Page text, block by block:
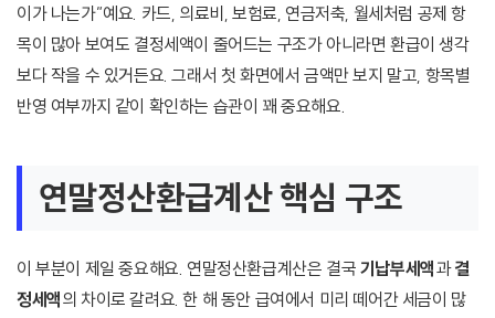
이가 나는가”예요. 카드, 의료비, 보험료, 연금저축, 월세처럼 공제 항
목이 많아 보여도 결정세액이 줄어드는 구조가 아니라면 환급이 생각
보다 작을 수 있거든요. 그래서 첫 화면에서 금액만 보지 말고, 항목별
반영 여부까지 같이 확인하는 습관이 꽤 중요해요.
연말정산환급계산 핵심 구조
이 부분이 제일 중요해요. 연말정산환급계산은 결국 기납부세액과결
정세액의 차이로 갈려요. 한 해 동안 급여에서 미리 떼어간 세금이 많